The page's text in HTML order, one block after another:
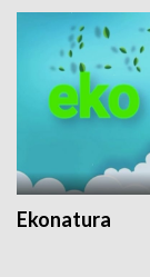
Ekonatura